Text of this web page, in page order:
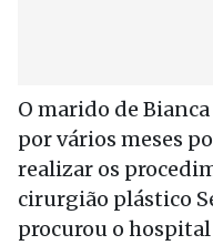
O marido de
por vários meses
realizar os
cirurgião plástico
procurou o